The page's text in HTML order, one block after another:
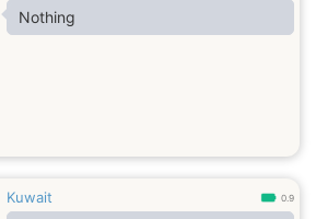
Nothing
Kuwait 0.9